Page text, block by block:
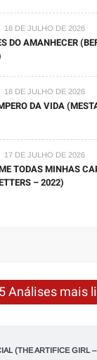
18 DE JULHO DE 2026
DO AMANHECER
18 DE JULHO DE 2026
DA VIDA
17 DE JULHO DE 2026
TODAS MINHAS
– 2022)
Análises mais
(THE ARTIFICE GIRL